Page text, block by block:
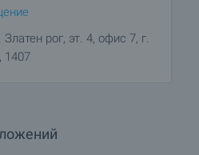
"Самая дорогая продажа
рог, эт. 4, офис 7, г.
1407